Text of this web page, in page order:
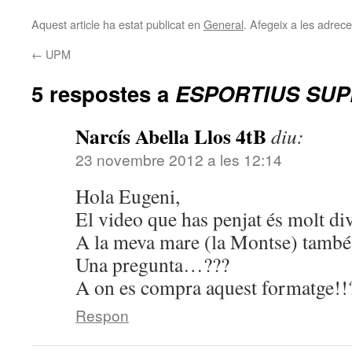
Aquest article ha estat publicat en General. Afegeix a les
← UPM
5 respostes a ESPORTIUS
Narcís Abella Llos 4tB diu:
23 novembre 2012 a les 12:14
Hola Eugeni,
El video que has penjat és molt
A la meva mare (la Montse)
Una pregunta…???
A on es compra aquest
Respon